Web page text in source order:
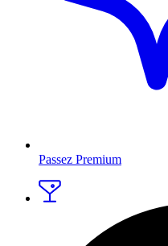
Passez Premium